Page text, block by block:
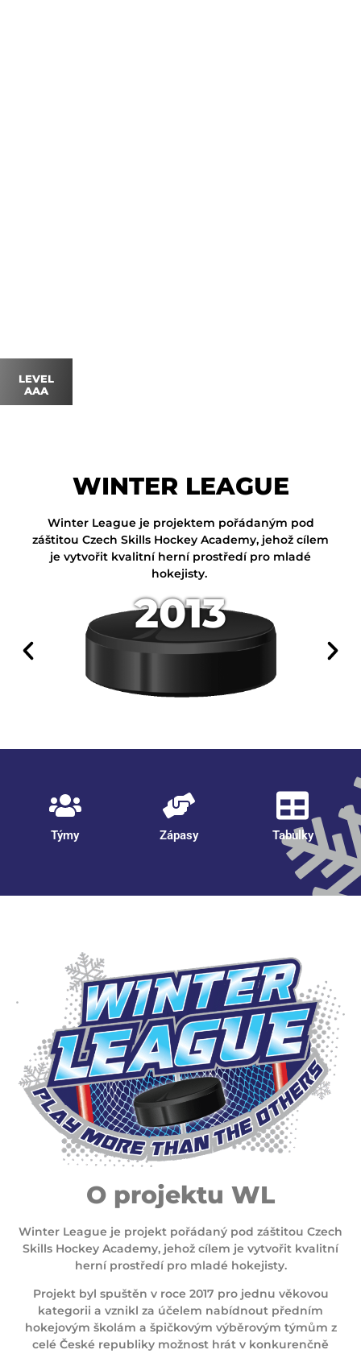
WINTER LEAGUE
Winter League je projektem pořádaným pod
záštitou Czech Skills Hockey Academy, jehož cílem
je vytvořit kvalitní herní prostředí pro mladé
hokejisty.
2013
LEVEL
AAA
Týmy Zápasy Tabulky
O projektu WL
Winter League je projekt pořádaný pod záštitou Czech
Skills Hockey Academy, jehož cílem je vytvořit kvalitní
herní prostředí pro mladé hokejisty.
Projekt byl spuštěn v roce 2017 pro jednu věkovou
kategorii a vznikl za účelem nabídnout předním
hokejovým školám a špičkovým výběrovým týmům z
celé České republiky možnost hrát v konkurenčně